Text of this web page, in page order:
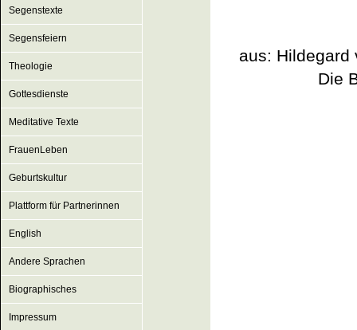
Segenstexte
Segensfeiern
Theologie
Gottesdienste
Meditative Texte
FrauenLeben
Geburtskultur
Plattform für Partnerinnen
English
Andere Sprachen
Biographisches
Impressum
aus: Hildegard
Die